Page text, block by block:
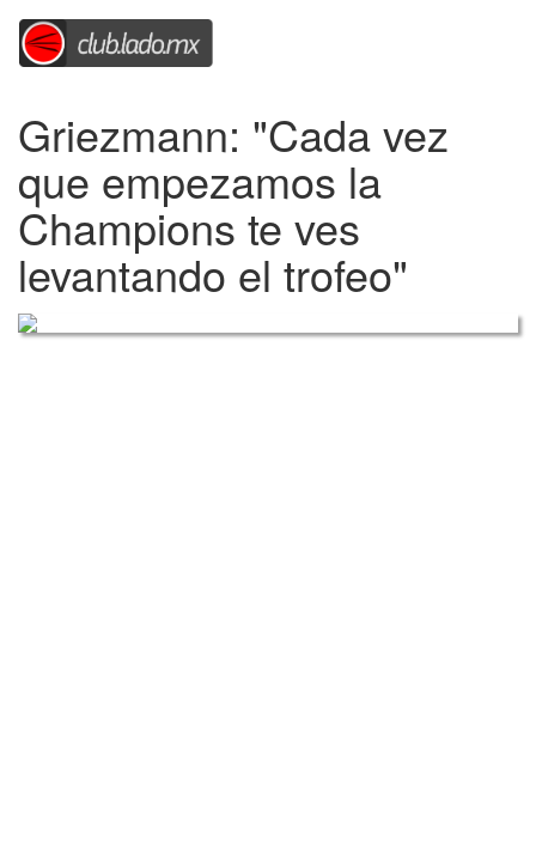
Griezmann: "Cada vez
que empezamos la
Champions te ves
levantando el trofeo"